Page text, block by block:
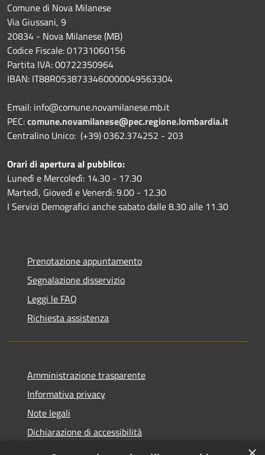
Comune di Nova Milanese
Via Giussani, 9
20834 - Nova Milanese (MB)
Codice Fiscale: 01731060156
Partita IVA: 00722350964
IBAN: IT88R0538733460000049563304
Email: info@comune.novamilanese.mb.it
PEC:comune.novamilanese@pec.regione.lombardia.it
Centralino Unico: (+39) 0362.374252 - 203
Orari di apertura al pubblico:
Lunedì e Mercoledì: 14.30 - 17.30
Martedì, Giovedì e Venerdì: 9.00 - 12.30
I Servizi Demografici anche sabato dalle 8.30 alle 11.30
Prenotazione appuntamento
Segnalazione disservizio
Leggi le FAQ
Richiesta assistenza
Amministrazione trasparente
Informativa privacy
Note legali
Dichiarazione di accessibilità